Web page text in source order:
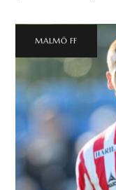
MALMÖ FF